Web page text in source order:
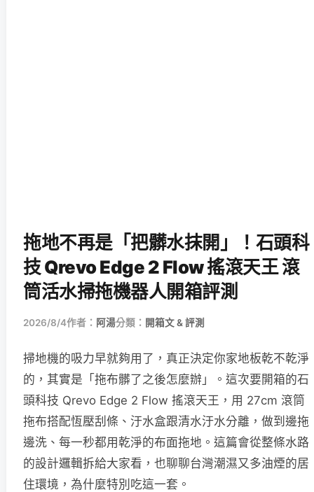
拖地不再是「把髒水抹開」！石頭科
技 Qrevo Edge 2 Flow 搖滾天王 滾
筒活水掃拖機器人開箱評測
2026/8/4作者： 阿湯分類： 開箱文 & 評測
掃地機的吸力早就夠用了，真正決定你家地板乾不乾淨
的，其實是「拖布髒了之後怎麼辦」。這次要開箱的石
頭科技 Qrevo Edge 2 Flow 搖滾天王，用 27cm 滾筒
拖布搭配恆壓刮條、汙水盒跟清水汙水分離，做到邊拖
邊洗、每一秒都用乾淨的布面拖地。這篇會從整條水路
的設計邏輯拆給大家看，也聊聊台灣潮濕又多油煙的居
住環境，為什麼特別吃這一套。